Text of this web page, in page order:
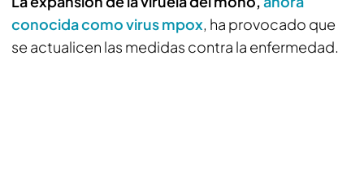
conocida como virus mpox, ha provocado que
se actualicen las medidas contra la enfermedad.